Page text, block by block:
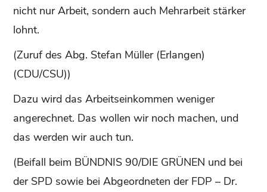
nicht nur Arbeit, sondern auch Mehrarbeit stärker
lohnt.
(Zuruf des Abg. Stefan Müller (Erlangen)
(CDU/CSU))
Dazu wird das Arbeitseinkommen weniger
angerechnet. Das wollen wir noch machen, und
das werden wir auch tun.
(Beifall beim BÜNDNIS 90/DIE GRÜNEN und bei
der SPD sowie bei Abgeordneten der FDP – Dr.